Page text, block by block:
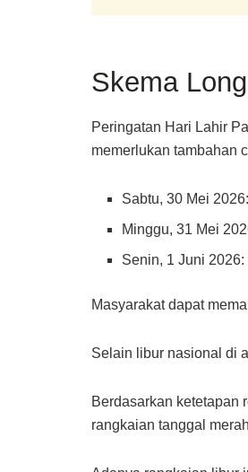
Skema
Peringatan Hari Lahir
memerlukan tambahan
Sabtu, 30 Mei
Minggu, 31 Mei
Senin, 1 Juni
Masyarakat dapat
Selain libur nasional di
Berdasarkan ketetapan
rangkaian tanggal